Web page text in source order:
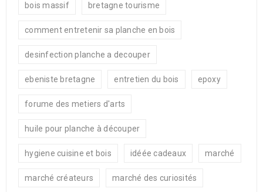
bois massif bretagne tourisme
comment entretenir sa planche en bois
desinfection planche a decouper
ebeniste bretagne entretien du bois epoxy
forume des metiers d'arts
huile pour planche à découper
hygiene cuisine et bois idéée cadeaux marché
marché créateurs marché des curiosités